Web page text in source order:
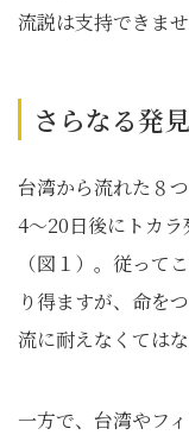
流説は支持できませ
さらなる発見
台湾から流れた８
4～20日後にトカ
（図１）。従って
り得ますが、命を
流に耐えなくてはな
一方で、台湾やフ